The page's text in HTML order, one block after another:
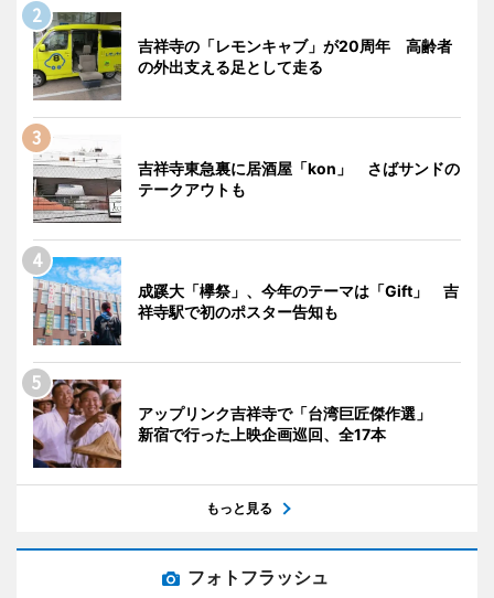
吉祥寺の「レモンキャブ」が20周年 高齢者
の外出支える足として走る
吉祥寺東急裏に居酒屋「kon」 さばサンドの
テークアウトも
成蹊大「欅祭」、今年のテーマは「Gift」 吉
祥寺駅で初のポスター告知も
アップリンク吉祥寺で「台湾巨匠傑作選」
新宿で行った上映企画巡回、全17本
もっと見る
フォトフラッシュ